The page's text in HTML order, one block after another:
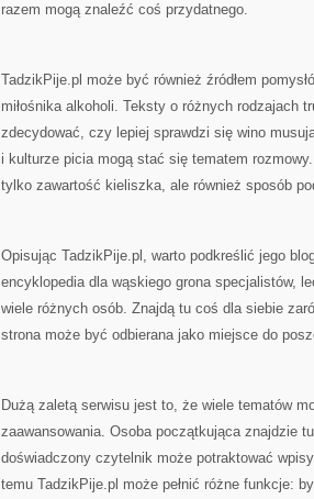
razem mogą znaleźć coś przydatnego.
TadzikPije.pl może być również źródłem
miłośnika alkoholi. Teksty o różnych rodzajach
zdecydować, czy lepiej sprawdzi się wino
i kulturze picia mogą stać się tematem
tylko zawartość kieliszka, ale również sposób
Opisując TadzikPije.pl, warto podkreślić jego
encyklopedia dla wąskiego grona specjalistów,
wiele różnych osób. Znajdą tu coś dla siebie
strona może być odbierana jako miejsce do
Dużą zaletą serwisu jest to, że wiele tematów
zaawansowania. Osoba początkująca znajdzie
doświadczony czytelnik może potraktować
temu TadzikPije.pl może pełnić różne funkcje: